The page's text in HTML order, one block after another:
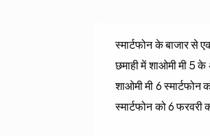
स्मार्टफोन के बाजार
छमाही में शाओमी मी 5
शाओमी मी 6 स्मार्टफोन
स्मार्टफोन को 6 फरवरी